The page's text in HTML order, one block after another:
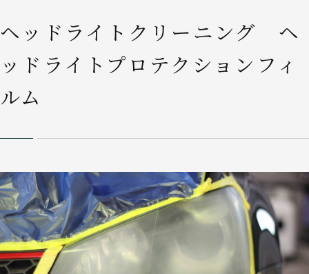
ヘッドライトクリーニング ヘ
ッドライトプロテクションフィ
ルム